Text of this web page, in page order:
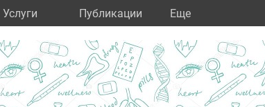
Услуги Публикации Eще